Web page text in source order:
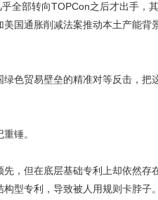
全部转向TOPCon之后才出手，
国通胀削减法案推动本土产能背
色贸易壁垒的精准对等反击，把
锤。
，但在底层基础专利上却依然存
型专利，导致被人用规则卡脖子。